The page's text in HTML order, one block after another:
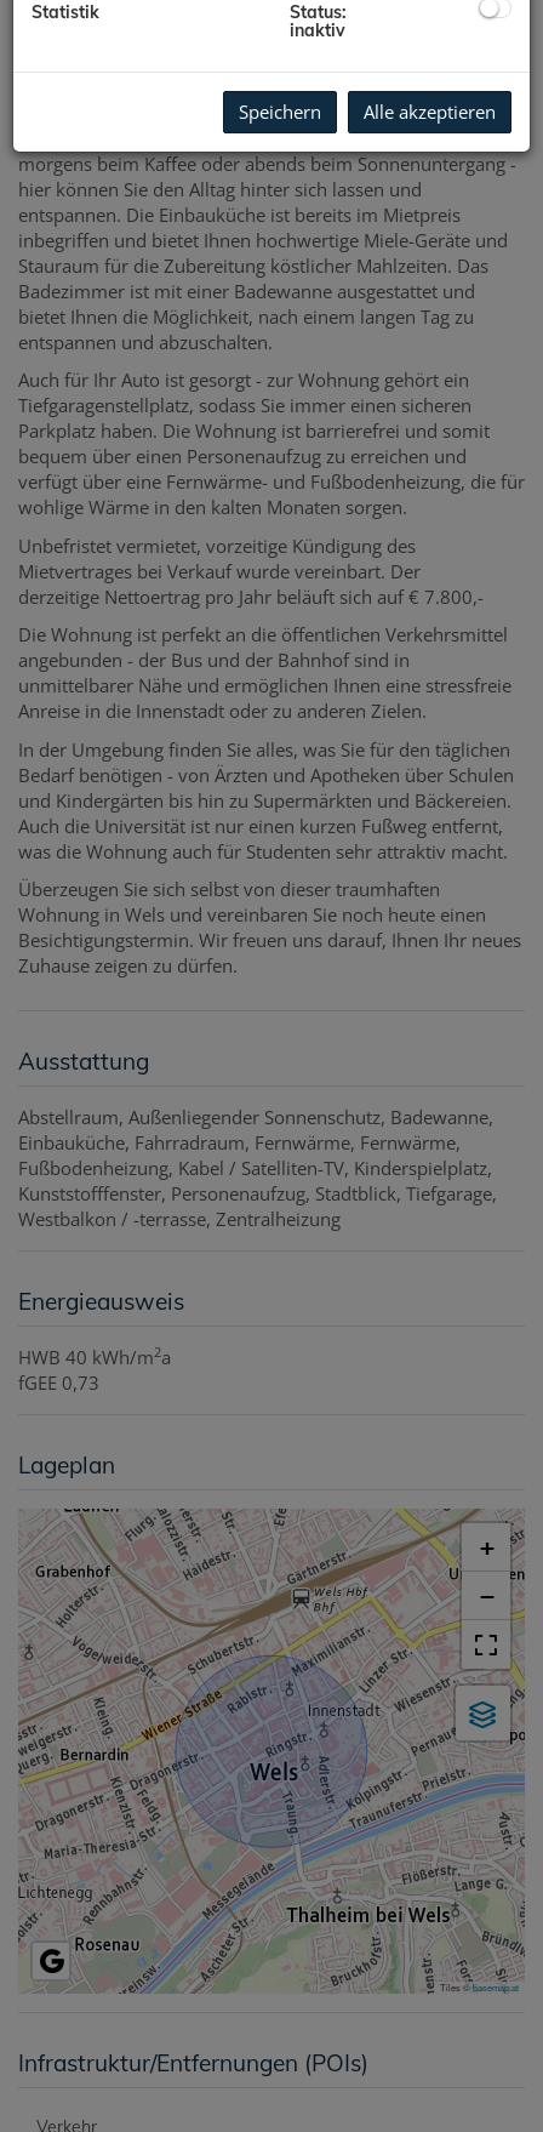
Vermietung fortgesetzt wird.
überzeugt durch hochwertige Ausstattung und eine
durchdachte Raumaufteilung. Der Wohnbereich ist
lichtdurchflutet und bietet einen Innhof-Stadtblick. Ob
morgens beim Kaffee oder abends beim Sonnenuntergang -
hier können Sie den Alltag hinter sich lassen und
entspannen. Die Einbauküche ist bereits im Mietpreis
inbegriffen und bietet Ihnen hochwertige Miele-Geräte und
Stauraum für die Zubereitung köstlicher Mahlzeiten. Das
Badezimmer ist mit einer Badewanne ausgestattet und
bietet Ihnen die Möglichkeit, nach einem langen Tag zu
entspannen und abzuschalten.
Auch für Ihr Auto ist gesorgt - zur Wohnung gehört ein
Tiefgaragenstellplatz, sodass Sie immer einen sicheren
Parkplatz haben. Die Wohnung ist barrierefrei und somit
bequem über einen Personenaufzug zu erreichen und
verfügt über eine Fernwärme- und Fußbodenheizung, die für
wohlige Wärme in den kalten Monaten sorgen.
Unbefristet vermietet, vorzeitige Kündigung des
Mietvertrages bei Verkauf wurde vereinbart. Der
derzeitige Nettoertrag pro Jahr beläuft sich auf € 7.800,-
Die Wohnung ist perfekt an die öffentlichen Verkehrsmittel
angebunden - der Bus und der Bahnhof sind in
unmittelbarer Nähe und ermöglichen Ihnen eine stressfreie
Anreise in die Innenstadt oder zu anderen Zielen.
In der Umgebung finden Sie alles, was Sie für den täglichen
Bedarf benötigen - von Ärzten und Apotheken über Schulen
und Kindergärten bis hin zu Supermärkten und Bäckereien.
Auch die Universität ist nur einen kurzen Fußweg entfernt,
was die Wohnung auch für Studenten sehr attraktiv macht.
Überzeugen Sie sich selbst von dieser traumhaften
Wohnung in Wels und vereinbaren Sie noch heute einen
Besichtigungstermin. Wir freuen uns darauf, Ihnen Ihr neues
Zuhause zeigen zu dürfen.
Ausstattung
Abstellraum Außenliegender Sonnenschutz Badewanne
Einbauküche Fahrradraum Fernwärme Fernwärme
Fußbodenheizung Kabel / Satelliten-TV Kinderspielplatz
Kunststofffenster Personenaufzug Stadtblick Tiefgarage
Westbalkon / -terrasse Zentralheizung
Energieausweis
HWB 40 kWh/m2a
fGEE 0,73
Lageplan
+
−
Tiles ©basemap.at
Infrastruktur/Entfernungen (POIs)
Statistik
Status:
inaktiv
Speichern Alle akzeptieren